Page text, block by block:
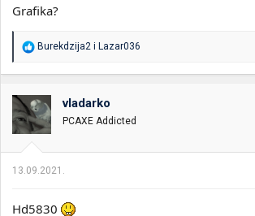
SSD: Adata SU 650 240GB
Grafika?
R
a
o
v
a
n
:
Burekdzija2 i Lazar036
vladarko
PCAXE Addicted
13.09.2021.
Hd5830